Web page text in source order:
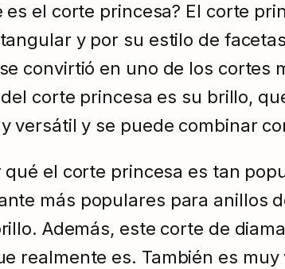
es el corte princesa? El corte
y por su estilo de
convirtió en uno de los cortes
corte princesa es su brillo,
versátil y se puede combinar
qué el corte princesa es tan
más populares para anillos
Además, este corte de
realmente es. También es